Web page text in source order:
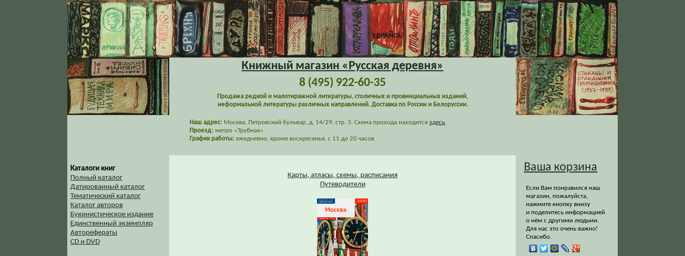
Книжный магазин «Русская деревня»
8 (495) 922-60-35
Продажа редкой и малотиражной литературы, столичных и провинциальных изданий,
неформальной литературы различных направлений. Доставка по России и Белоруссии.
Наш адрес: Москва, Петровский бульвар, д. 14/29, стр. 3. Схема прохода находится здесь.
Проезд: метро «Трубная»
График работы: ежедневно, кроме воскресенья, с 11 до 20 часов
Каталоги книг
Полный каталог
Датированный каталог
Тематический каталог
Каталог авторов
Букинистическое издание
Единственный экземпляр
Авторефераты
CD и DVD
Карты, атласы, схемы, расписания
Путеводители
Ваша корзина
Если Вам понравился наш
магазин, пожалуйста,
нажмите кнопку внизу
и поделитесь информацией
о нём с другими людьми.
Для нас это очень важно!
Спасибо.